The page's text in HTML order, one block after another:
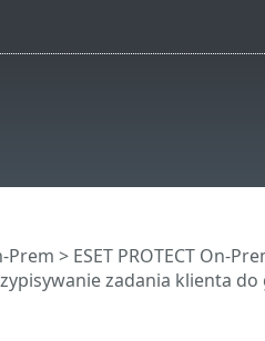
Prem > ESET PROTECT On-
zadania klienta